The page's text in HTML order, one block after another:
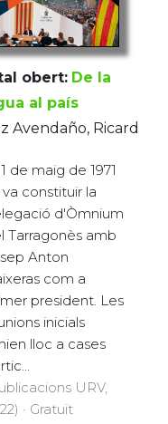
obert: De la
al país
Avendaño, Ricard
de maig de 1971
va constituir la
d'Òmnium
Tarragonès amb
Anton
com a
president. Les
inicials
lloc a cases
URV,
· Gratuït